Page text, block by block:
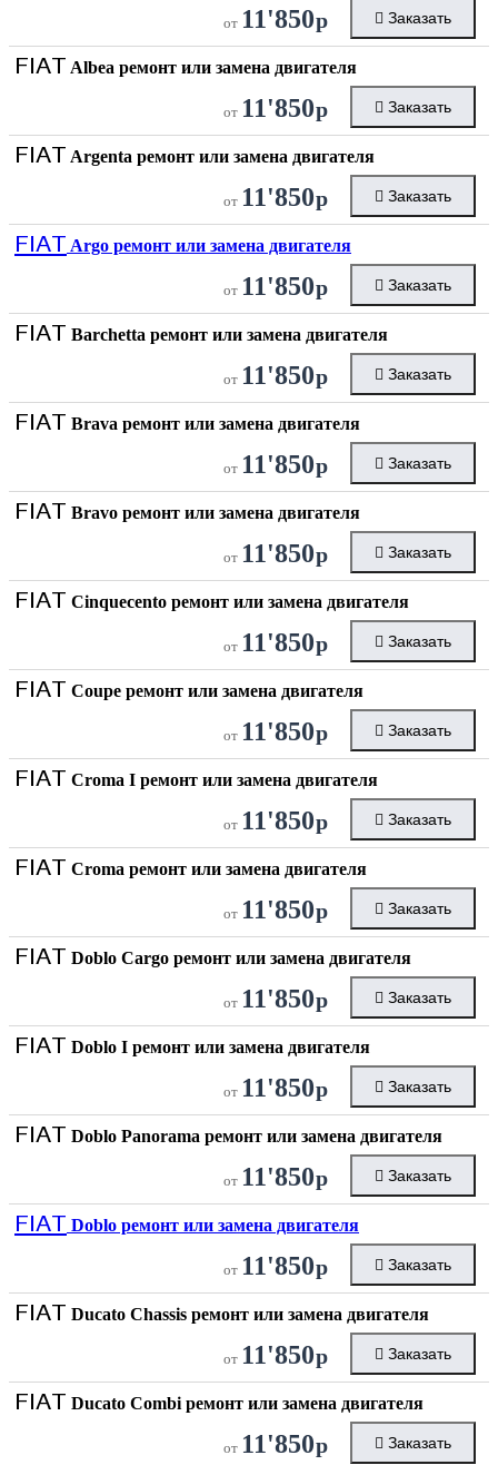
от 11'850р Заказать
FIAT Albea ремонт или замена двигателя
от 11'850р Заказать
FIAT Argenta ремонт или замена двигателя
от 11'850р Заказать
FIAT Argo ремонт или замена двигателя
от 11'850р Заказать
FIAT Barchetta ремонт или замена двигателя
от 11'850р Заказать
FIAT Brava ремонт или замена двигателя
от 11'850р Заказать
FIAT Bravo ремонт или замена двигателя
от 11'850р Заказать
FIAT Cinquecento ремонт или замена двигателя
от 11'850р Заказать
FIAT Coupe ремонт или замена двигателя
от 11'850р Заказать
FIAT Croma I ремонт или замена двигателя
от 11'850р Заказать
FIAT Croma ремонт или замена двигателя
от 11'850р Заказать
FIAT Doblo Cargo ремонт или замена двигателя
от 11'850р Заказать
FIAT Doblo I ремонт или замена двигателя
от 11'850р Заказать
FIAT Doblo Panorama ремонт или замена двигателя
от 11'850р Заказать
FIAT Doblo ремонт или замена двигателя
от 11'850р Заказать
FIAT Ducato Chassis ремонт или замена двигателя
от 11'850р Заказать
FIAT Ducato Combi ремонт или замена двигателя
от 11'850р Заказать